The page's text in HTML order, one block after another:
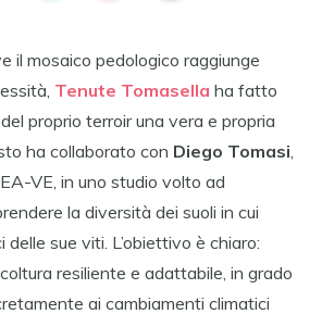
il mosaico pedologico raggiunge
Tenute Tomasella ha fatto
proprio terroir una vera e propria
ha collaborato con Diego Tomasi
VE, in uno studio volto ad
la diversità dei suoli in cui
sue viti. L’obiettivo è chiaro:
resiliente e adattabile, in grado
ai cambiamenti climatici